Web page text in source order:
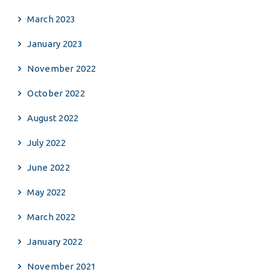
March 2023
January 2023
November 2022
October 2022
August 2022
July 2022
June 2022
May 2022
March 2022
January 2022
November 2021